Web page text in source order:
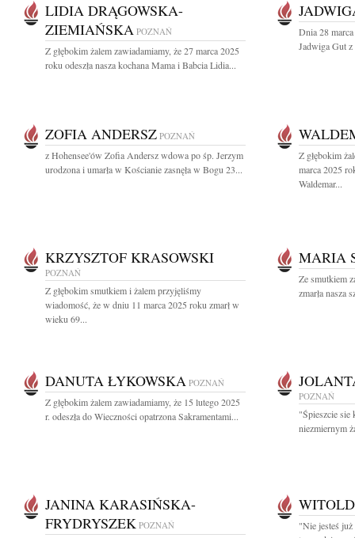
LIDIA DRĄGOWSKA-
ZIEMIAŃSKA POZNAŃ
Z głębokim żalem zawiadamiamy, że 27 marca 2025
roku odeszła nasza kochana Mama i Babcia Lidia...
Dnia 28
Jadwiga Gut
ZOFIA ANDERSZ POZNAŃ
z Hohensee'ów Zofia Andersz wdowa po śp. Jerzym
urodzona i umarła w Kościanie zasnęła w Bogu 23...
Z głębokim
marca 2025
Waldemar...
KRZYSZTOF KRASOWSKI
POZNAŃ
Z głębokim smutkiem i żalem przyjęliśmy
wiadomość, że w dniu 11 marca 2025 roku zmarł w
wieku 69...
MARIA
Ze smutkiem
zmarła nasza
DANUTA ŁYKOWSKA POZNAŃ
Z głębokim żalem zawiadamiamy, że 15 lutego 2025
r. odeszła do Wieczności opatrzona Sakramentami...
POZNAŃ
"Śpieszcie sie
niezmiernym
JANINA KARASIŃSKA-
FRYDRYSZEK POZNAŃ
"Nie jesteś już